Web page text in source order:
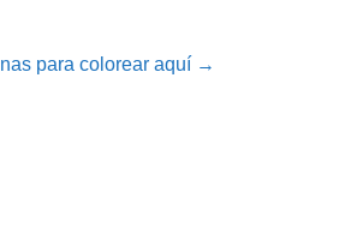
para colorear aquí →